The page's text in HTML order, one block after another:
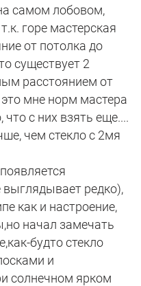
самом лобовом,
горе мастерская
от потолка до
существует 2
расстоянием от
мне норм мастера
с них взять еще....
чем стекло с 2мя
выглядывает редко),
как и настроение,
начал замечать
будто стекло
и
солнечном ярком